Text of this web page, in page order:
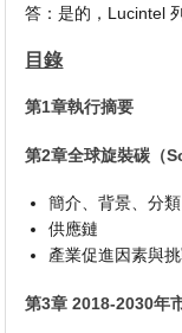
答：是的，Lucintel
目錄
第1章執行摘要
第2章全球旋裝碳（
簡介、背景、分類
供應鏈
產業促進因素與
第3章 2018-2030年